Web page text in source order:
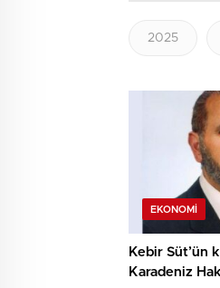
2025
EKONOMI
Kebir Süt’ün
Karadeniz